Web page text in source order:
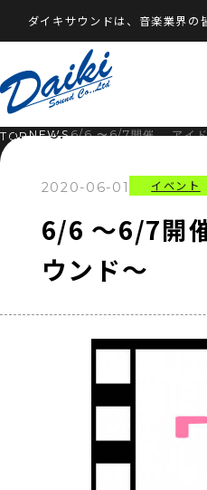
ダイキサウンドは、音楽業界の
TOPNEWS6/6 〜6/7開催 アイド
2020-06-01 イベント
6/6 〜6/7開
ウンド～